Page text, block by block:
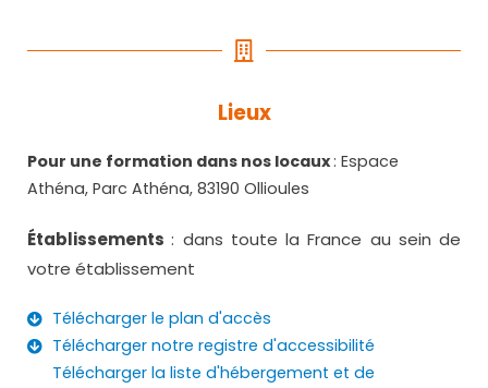
Lieux
Pour une formation dans nos locaux: Espace
Athéna, Parc Athéna, 83190 Ollioules
Établissements: dans toute la France au sein de
votre établissement
Télécharger le plan d'accès
Télécharger notre registre d'accessibilité
Télécharger la liste d'hébergement et de